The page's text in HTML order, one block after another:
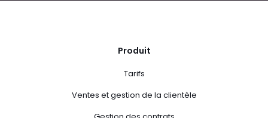
Produit
Tarifs
Ventes et gestion de la clientèle